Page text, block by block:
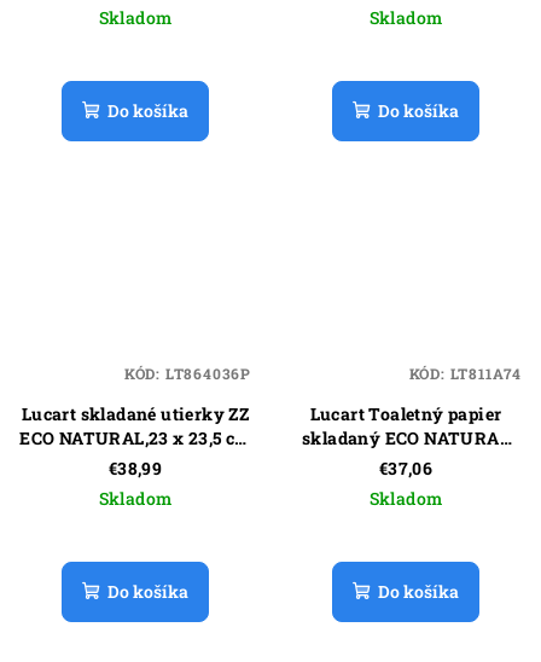
Skladom
Do košíka
Skladom
Do košíka
Lucart skladané utierky ZZ
ECO NATURAL,23 x 23,5 cm
(3960 ks)
€38,99
Skladom
Do košíka
KÓD: LT864036P
Lucart Toaletný papier
skladaný ECO NATURAL
,10 x 21 cm (8400 ks)
€37,06
Skladom
Do košíka
KÓD: LT811A74